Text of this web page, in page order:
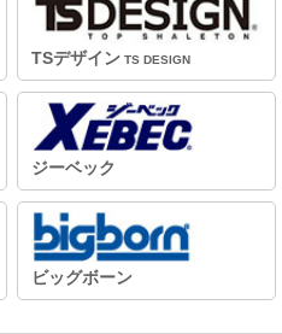
TSデザイン TS DESIGN
ジーベック
ビッグボーン